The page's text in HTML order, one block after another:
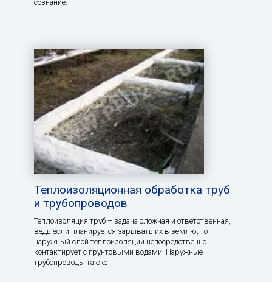
сознание.
Теплоизоляционная обработка труб
и трубопроводов
Теплоизоляция труб – задача сложная и ответственная,
ведь если планируется зарывать их в землю, то
наружный слой теплоизоляции непосредственно
контактирует с грунтовыми водами. Наружные
трубопроводы также